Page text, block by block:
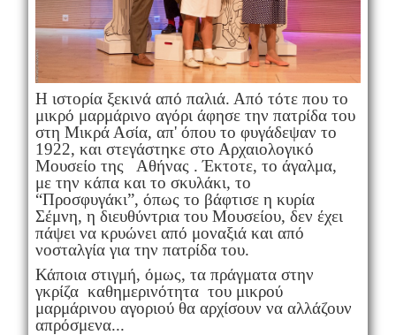
Η ιστορία ξεκινά από παλιά. Από τότε που το
μικρό μαρμάρινο αγόρι άφησε την πατρίδα του
στη Μικρά Ασία, απ' όπου το φυγάδεψαν το
1922, και στεγάστηκε στο Αρχαιολογικό
Μουσείο της Αθήνας . Έκτοτε, το άγαλμα,
με την κάπα και το σκυλάκι, το
“Προσφυγάκι”, όπως το βάφτισε η κυρία
Σέμνη, η διευθύντρια του Μουσείου, δεν έχει
πάψει να κρυώνει από μοναξιά και από
νοσταλγία για την πατρίδα του.
Κάποια στιγμή, όμως, τα πράγματα στην
γκρίζα καθημερινότητα του μικρού
μαρμάρινου αγοριού θα αρχίσουν να αλλάζουν
απρόσμενα...